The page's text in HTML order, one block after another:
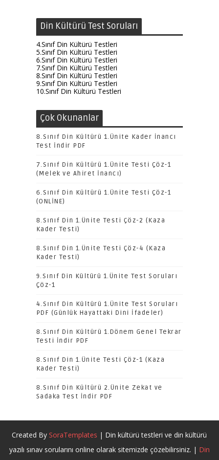
Din Kültürü Test Soruları
4.Sınıf Din Kültürü Testleri
5.Sınıf Din Kültürü Testleri
6.Sınıf Din Kültürü Testleri
7.Sınıf Din Kültürü Testleri
8.Sınıf Din Kültürü Testleri
9.Sınıf Din Kültürü Testleri
10.Sınıf Din Kültürü Testleri
Çok Okunanlar
8.Sınıf Din Kültürü 1.Ünite Kader İnancı
Test İndir PDF
7.Sınıf Din Kültürü 1.Ünite Testi Çöz-1
(Melek ve Ahiret İnancı)
6.Sınıf Din Kültürü 1.Ünite Testi Çöz-1
(ONLİNE)
8.Sınıf Din 1.Ünite Testi Çöz-2 (Kaza
Kader Testi)
8.Sınıf Din 1.Ünite Testi Çöz-4 (Kaza
Kader Testi)
9.Sınıf Din Kültürü 1.Ünite Test Soruları
Çöz-1
4.Sınıf Din Kültürü 1.Ünite Test Soruları
PDF (Günlük Hayattaki Dini İfadeler)
8.Sınıf Din Kültürü 1.Dönem Genel Tekrar
Testi İndir PDF
8.Sınıf Din 1.Ünite Testi Çöz-1 (Kaza
Kader Testi)
8.Sınıf Din Kültürü 2.Ünite Zekat ve
Sadaka Test İndir PDF
Created BySoraTemplates | Din kültürü testleri ve din kültürü
yazılı sınav sorularını online olarak sitemizde çözebilirsiniz. | Din